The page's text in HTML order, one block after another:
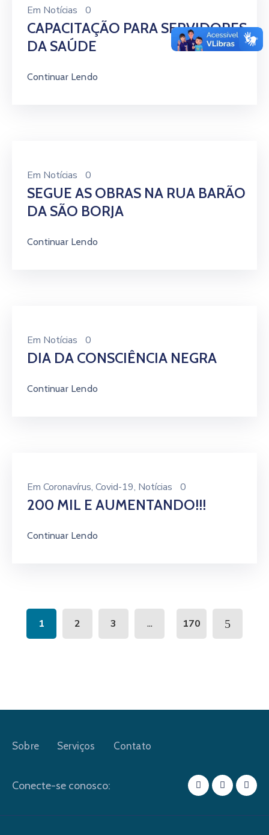
Em Notícias 0
CAPACITAÇÃO PARA SERVIDORES
DA SAÚDE
Continuar Lendo
Em Notícias 0
SEGUE AS OBRAS NA RUA BARÃO
DA SÃO BORJA
Continuar Lendo
Em Notícias 0
DIA DA CONSCIÊNCIA NEGRA
Continuar Lendo
Em Coronavírus‚ Covid-19‚ Notícias 0
200 MIL E AUMENTANDO!!!
Continuar Lendo
1 2 3 ... 170
Sobre Serviços Contato
Conecte-se conosco: